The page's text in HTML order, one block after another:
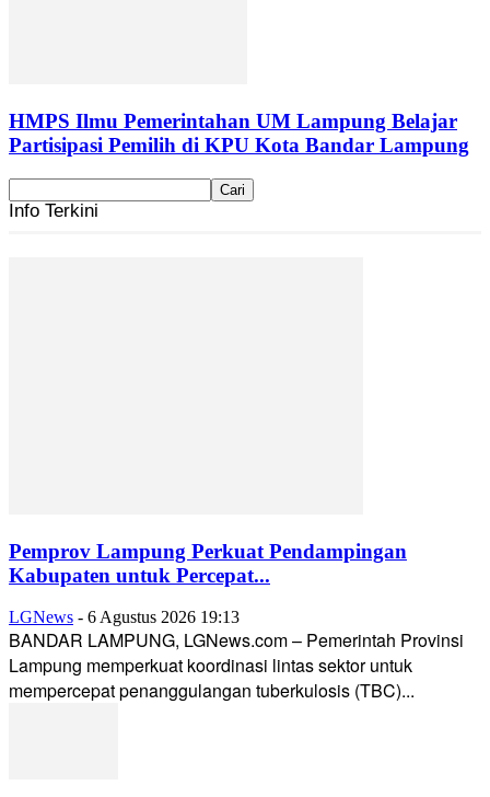
HMPS Ilmu Pemerintahan UM Lampung Belajar
Partisipasi Pemilih di KPU Kota Bandar Lampung
Info Terkini
Pemprov Lampung Perkuat Pendampingan
Kabupaten untuk Percepat...
LGNews - 6 Agustus 2026 19:13
BANDAR LAMPUNG, LGNews.com – Pemerintah Provinsi
Lampung memperkuat koordinasi lintas sektor untuk
mempercepat penanggulangan tuberkulosis (TBC)...